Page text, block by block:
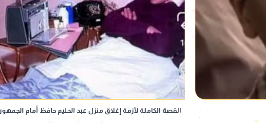
القصة الكاملة لأزمة إغلاق منزل عبد الحليم حافظ أمام الجمهور